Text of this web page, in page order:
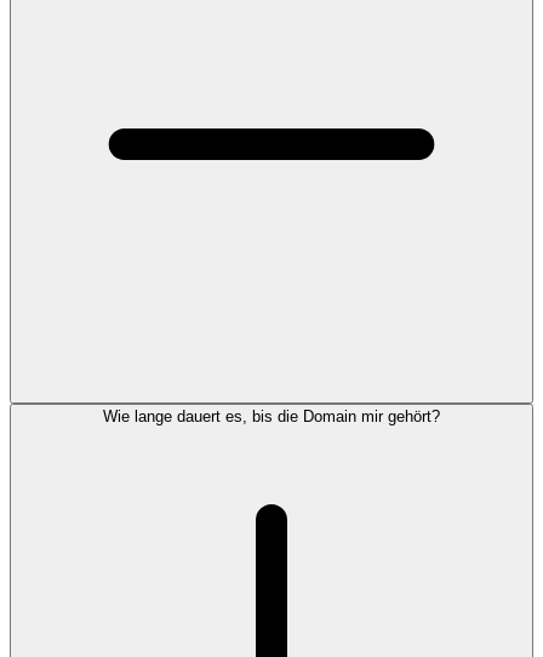
Wie lange dauert es, bis die Domain mir gehört?